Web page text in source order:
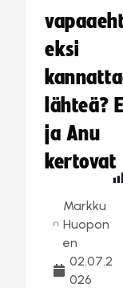
eksi
lähteä?
ja Anu
kertovat
Markku
Huopon
en
02.07.2
026